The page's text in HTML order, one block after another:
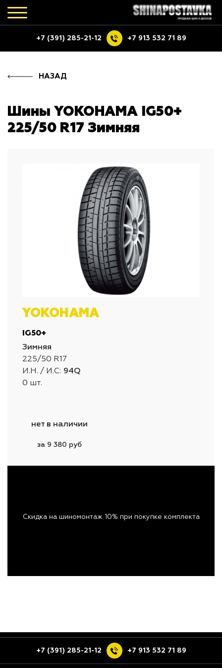
+7 (391) 285-21-12 +7 913 532 71 89
НАЗАД
Шины YOKOHAMA IG50+
225/50 R17 Зимняя
YOKOHAMA
IG50+
Зимняя
225/50 R17
И.Н. / И.С: 94Q
0 шт.
нет в наличии
за 9 380 руб
Скидка на шиномонтаж 10% при покупке комплекта
+7 (391) 285-21-12 +7 913 532 71 89